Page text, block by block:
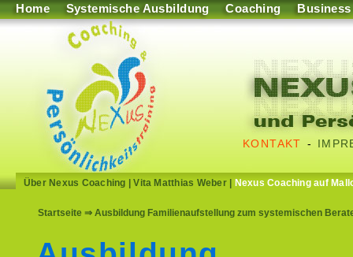
Home Systemische Ausbildung Coaching Business
KONTAKT -
Über Nexus Coaching |Vita Matthias Weber| Nexus Coaching auf
Startseite ⇒ Ausbildung Familienaufstellung zum systemischen